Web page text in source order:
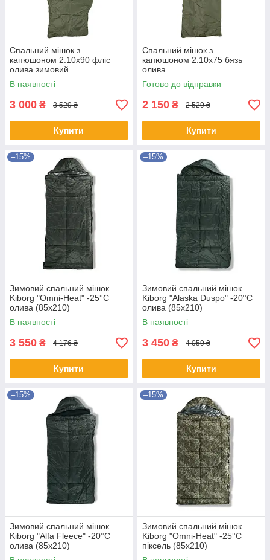
Спальний мішок з
капюшоном 2.10х90 фліс
олива зимовий
В наявності
3 000 ₴ 3 529 ₴
Купити
Спальний мішок з
капюшоном 2.10х75 бязь
олива
Готово до відправки
2 150 ₴ 2 529 ₴
Купити
–15%
Зимовий спальний мішок
Kiborg "Omni-Heat" -25°C
олива (85x210)
В наявності
3 550 ₴ 4 176 ₴
Купити
–15%
Зимовий спальний мішок
Kiborg "Alaska Duspo" -20°C
олива (85x210)
В наявності
3 450 ₴ 4 059 ₴
Купити
–15%
Зимовий спальний мішок
Kiborg "Alfa Fleece" -20°C
олива (85x210)
–15%
Зимовий спальний мішок
Kiborg "Omni-Heat" -25°C
піксель (85x210)